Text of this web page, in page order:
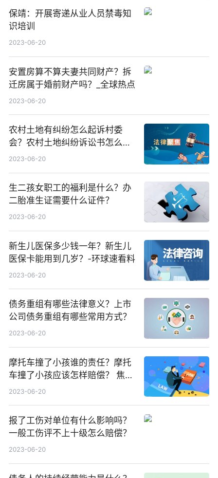
保靖：开展寄递从业人员禁毒知
识培训
2023-06-20
安置房算不算夫妻共同财产？拆
迁房属于婚前财产吗？_全球热点
2023-06-20
农村土地有纠纷怎么起诉村委
会？农村土地纠纷诉讼书怎么
写？ 今日热讯
2023-06-20
生二孩女职工的福利是什么？办
二胎准生证需要什么证件？
2023-06-20
新生儿医保多少钱一年？新生儿
医保卡能用到几岁？-环球速看料
2023-06-20
债务重组有哪些法律意义？上市
公司债务重组有哪些常用方式？
2023-06-20
摩托车撞了小孩谁的责任？摩托
车撞了小孩应该怎样赔偿？ 焦点
速读
2023-06-20
报了工伤对单位有什么影响吗？
一般工伤评不上十级怎么赔偿？
2023-06-20